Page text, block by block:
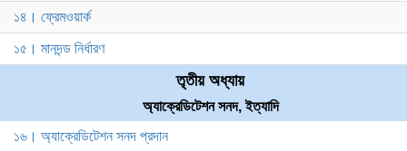
১৪। ফ্রেমওয়ার্ক
১৫। মানদন্ড নির্ধারণ
তৃতীয় অধ্যায়
অ্যাক্রেডিটেশন সনদ, ইত্যাদি
১৬। অ্যাক্রেডিটেশন সনদ প্রদান